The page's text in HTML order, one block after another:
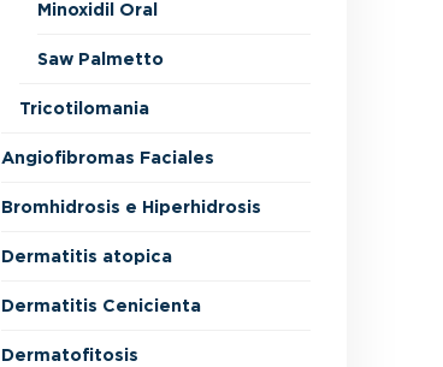
Minoxidil Oral
Saw Palmetto
Tricotilomania
Angiofibromas Faciales
Bromhidrosis e Hiperhidrosis
Dermatitis atopica
Dermatitis Cenicienta
Dermatofitosis